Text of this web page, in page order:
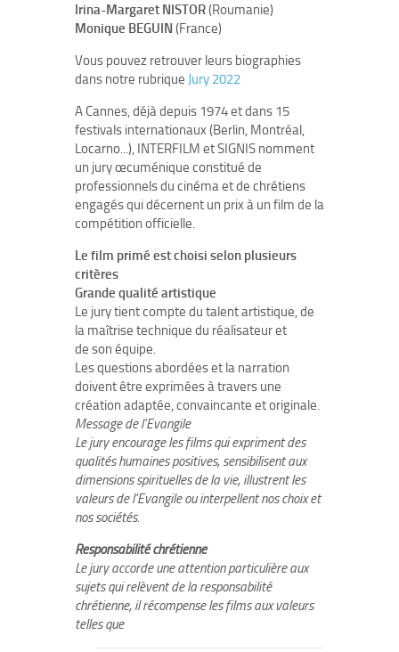
Irina-Margaret NISTOR(Roumanie)
Monique BEGUIN (France)
Vous pouvez retrouver leurs biographies
dans notre rubrique Jury 2022
A Cannes, déjà depuis 1974 et dans 15
festivals internationaux (Berlin, Montréal,
Locarno...), INTERFILM et SIGNIS nomment
un jury œcuménique constitué de
professionnels du cinéma et de chrétiens
engagés qui décernent un prix à un film de la
compétition officielle.
Le film primé est choisi selon plusieurs
critères
Grande qualité artistique
Le jury tient compte du talent artistique, de
la maîtrise technique du réalisateur et
de son équipe.
Les questions abordées et la narration
doivent être exprimées à travers une
création adaptée, convaincante et originale.
Message de l’Evangile
Le jury encourage les films qui expriment des
qualités humaines positives, sensibilisent aux
dimensions spirituelles de la vie, illustrent les
valeurs de l’Evangile ou interpellent nos choix et
nos sociétés.
Responsabilité chrétienne
Le jury accorde une attention particulière aux
sujets qui relèvent de la responsabilité
chrétienne, il récompense les films aux valeurs
telles que